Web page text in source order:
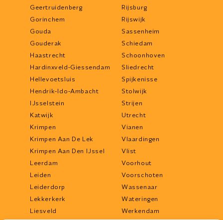
Geertruidenberg
Gorinchem
Gouda
Gouderak
Haastrecht
Hardinxveld-Giessendam
Hellevoetsluis
Hendrik-Ido-Ambacht
IJsselstein
Katwijk
Krimpen
Krimpen Aan De Lek
Krimpen Aan Den IJssel
Leerdam
Leiden
Leiderdorp
Lekkerkerk
Liesveld
Rijsburg
Rijswijk
Sassenheim
Schiedam
Schoonhoven
Sliedrecht
Spijkenisse
Stolwijk
Strijen
Utrecht
Vianen
Vlaardingen
Vlist
Voorhout
Voorschoten
Wassenaar
Wateringen
Werkendam